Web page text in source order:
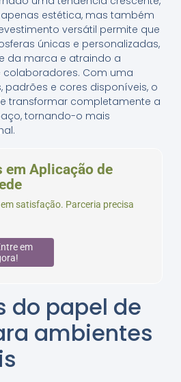
estética, mas também
versátil permite que
únicas e personalizadas,
da marca e atraindo a
Com uma
padrões e cores disponíveis, o
transformar completamente a
tornando-o mais
em Aplicação de
satisfação. Parceria precisa
em
do papel de
ambientes